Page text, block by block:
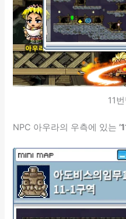
11
NPC 아우라의 우측에 있는